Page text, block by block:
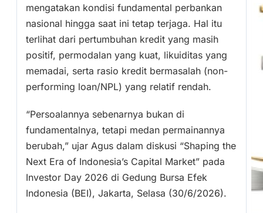
mengatakan kondisi fundamental perbankan
nasional hingga saat ini tetap terjaga. Hal itu
terlihat dari pertumbuhan kredit yang masih
positif, permodalan yang kuat, likuiditas yang
memadai, serta rasio kredit bermasalah (non-
performing loan/NPL) yang relatif rendah.
“Persoalannya sebenarnya bukan di
fundamentalnya, tetapi medan permainannya
berubah,” ujar Agus dalam diskusi “Shaping the
Next Era of Indonesia’s Capital Market” pada
Investor Day 2026 di Gedung Bursa Efek
Indonesia (BEI), Jakarta, Selasa (30/6/2026).